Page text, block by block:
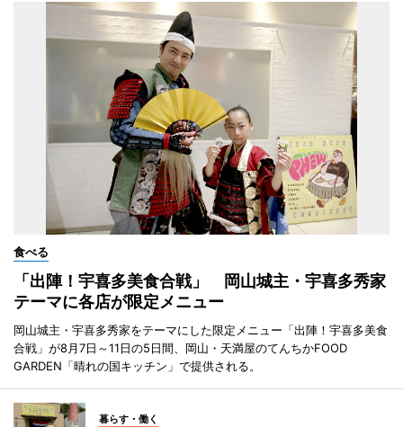
食べる
「出陣！宇喜多美食合戦」 岡山城主・宇喜多秀家
テーマに各店が限定メニュー
岡山城主・宇喜多秀家をテーマにした限定メニュー「出陣！宇喜多美食
合戦」が8月7日～11日の5日間、岡山・天満屋のてんちかFOOD
GARDEN「晴れの国キッチン」で提供される。
暮らす・働く